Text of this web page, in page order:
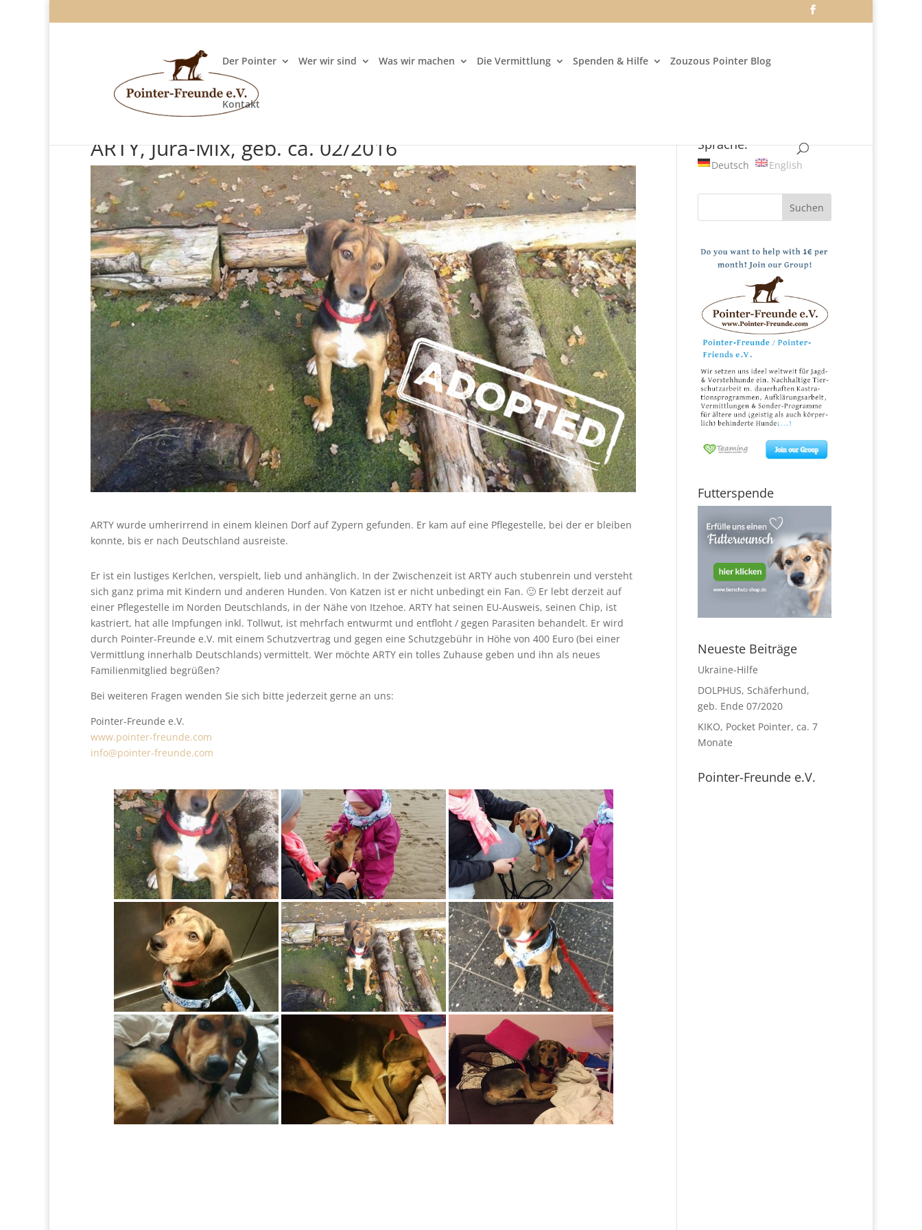
Der Pointer Wer wir sind Was wir machen Die Vermittlung Spenden & Hilfe Zouzous Pointer Blog
Kontakt
ARTY, Jura-Mix, geb. ca. 02/2016
ARTY wurde umherirrend in einem kleinen Dorf auf Zypern gefunden. Er kam auf eine Pflegestelle, bei der er bleiben
konnte, bis er nach Deutschland ausreiste.
Er ist ein lustiges Kerlchen, verspielt, lieb und anhänglich. In der Zwischenzeit ist ARTY auch stubenrein und versteht
sich ganz prima mit Kindern und anderen Hunden. Von Katzen ist er nicht unbedingt ein Fan. 🙂 Er lebt derzeit auf
einer Pflegestelle im Norden Deutschlands, in der Nähe von Itzehoe. ARTY hat seinen EU-Ausweis, seinen Chip, ist
kastriert, hat alle Impfungen inkl. Tollwut, ist mehrfach entwurmt und entfloht / gegen Parasiten behandelt. Er wird
durch Pointer-Freunde e.V. mit einem Schutzvertrag und gegen eine Schutzgebühr in Höhe von 400 Euro (bei einer
Vermittlung innerhalb Deutschlands) vermittelt. Wer möchte ARTY ein tolles Zuhause geben und ihn als neues
Familienmitglied begrüßen?
Bei weiteren Fragen wenden Sie sich bitte jederzeit gerne an uns:
Pointer-Freunde e.V.
www.pointer-freunde.com
info@pointer-freunde.com
Sprache:
Deutsch English
Futterspende
Neueste Beiträge
Ukraine-Hilfe
DOLPHUS, Schäferhund,
geb. Ende 07/2020
KIKO, Pocket Pointer, ca. 7
Monate
Pointer-Freunde e.V.